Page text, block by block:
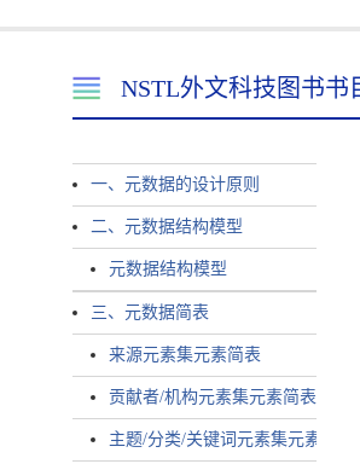
NSTL外文科技图书书
一、元数据的设计原则
二、元数据结构模型
元数据结构模型
三、元数据简表
来源元素集元素简表
贡献者/机构元素集元素简表
主题/分类/关键词元素集元素简表